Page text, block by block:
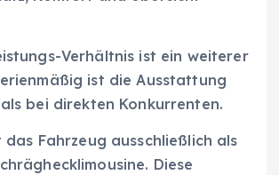
Verhältnis ist ein weiterer
ist die Ausstattung
bei direkten Konkurrenten.
Fahrzeug ausschließlich als
Diese